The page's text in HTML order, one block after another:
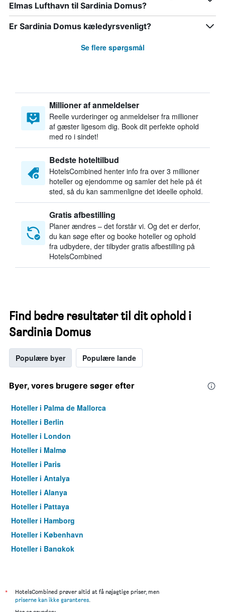
Elmas Lufthavn til Sardinia Domus?
Er Sardinia Domus kæledyrsvenligt?
Se flere spørgsmål
Millioner af anmeldelser
Reelle vurderinger og anmeldelser fra millioner
af gæster ligesom dig. Book dit perfekte ophold
med ro i sindet!
Bedste hoteltilbud
HotelsCombined henter info fra over 3 millioner
hoteller og ejendomme og samler det hele på ét
sted, så du kan sammenligne det ideelle ophold.
Gratis afbestilling
Planer ændres – det forstår vi. Og det er derfor,
du kan søge efter og booke hoteller og ophold
fra udbydere, der tilbyder gratis afbestilling på
HotelsCombined
Find bedre resultater til dit ophold i
Sardinia Domus
Populære byer Populære lande
Byer, vores brugere søger efter
Hoteller i Palma de Mallorca
Hoteller i Berlin
Hoteller i London
Hoteller i Malmø
Hoteller i Paris
Hoteller i Antalya
Hoteller i Alanya
Hoteller i Pattaya
Hoteller i Hamborg
Hoteller i København
Hoteller i Bangkok
*
HotelsCombined prøver altid at få nøjagtige priser, men
priserne kan ikke garanteres.